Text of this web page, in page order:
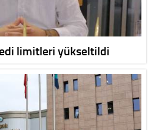
limitleri yükseltildi